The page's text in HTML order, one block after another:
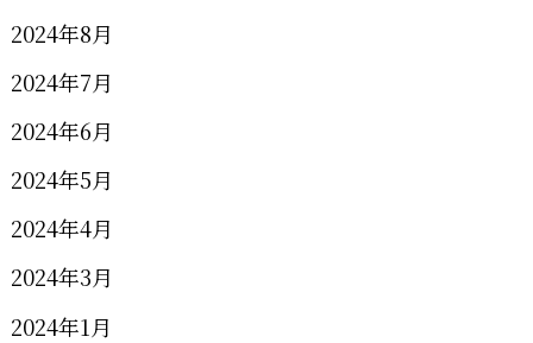
2024年8月
2024年7月
2024年6月
2024年5月
2024年4月
2024年3月
2024年1月